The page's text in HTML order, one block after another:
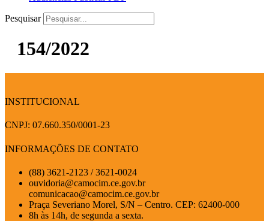
Pesquisar
154/2022
INSTITUCIONAL
CNPJ: 07.660.350/0001-23
INFORMAÇÕES DE CONTATO
(88) 3621-2123 / 3621-0024
ouvidoria@camocim.ce.gov.br
comunicacao@camocim.ce.gov.br
Praça Severiano Morel, S/N – Centro. CEP: 62400-000
8h às 14h, de segunda a sexta.